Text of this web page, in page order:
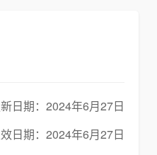
日期：2024年6月27日
日期：2024年6月27日